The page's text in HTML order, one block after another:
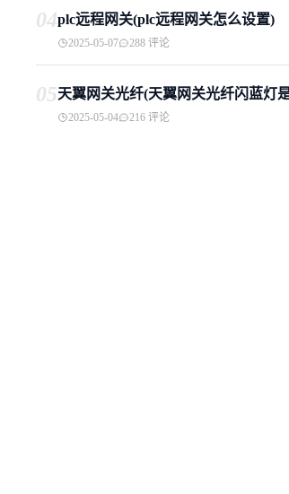
04plc远程网关(plc远程网关怎么设置)
2025-05-07 288 评论
05天翼网关光纤(天翼网关光纤闪蓝灯
2025-05-04 216 评论